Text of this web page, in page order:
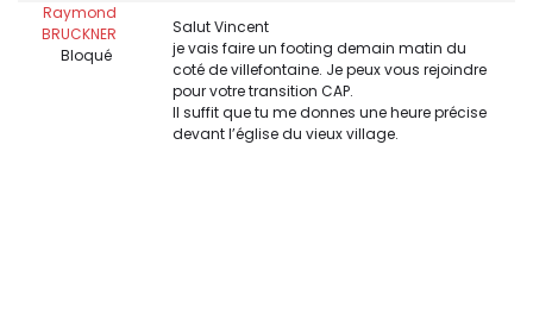
Raymond
BRUCKNER
Bloqué
Salut Vincent
je vais faire un footing demain matin du
coté de villefontaine. Je peux vous rejoindre
pour votre transition CAP.
Il suffit que tu me donnes une heure précise
devant l’église du vieux village.